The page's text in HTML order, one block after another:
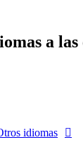
a las
idiomas